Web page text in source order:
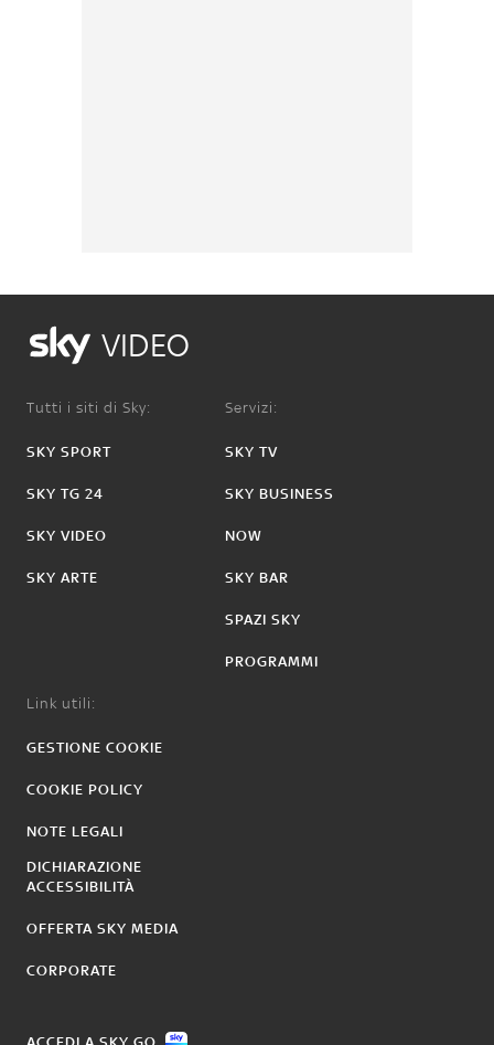
VIDEO
Tutti i siti di Sky:
SKY SPORT
SKY TG 24
SKY VIDEO
SKY ARTE
Servizi:
SKY TV
SKY BUSINESS
NOW
SKY BAR
SPAZI SKY
PROGRAMMI
Link utili:
GESTIONE COOKIE
COOKIE POLICY
NOTE LEGALI
DICHIARAZIONE
ACCESSIBILITÀ
OFFERTA SKY MEDIA
CORPORATE